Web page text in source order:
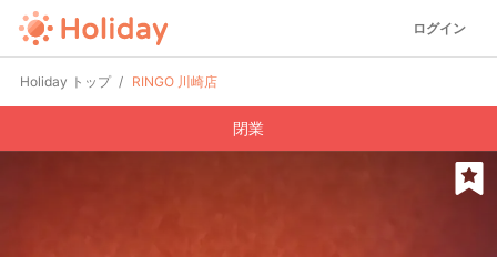
ログイン
Holiday トップ RINGO 川崎店
閉業